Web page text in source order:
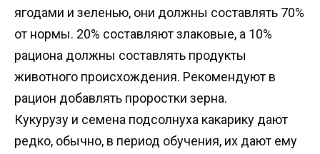
ягодами и зеленью, они должны составлять 70%
от нормы. 20% составляют злаковые, а 10%
рациона должны составлять продукты
животного происхождения. Рекомендуют в
рацион добавлять проростки зерна.
Кукурузу и семена подсолнуха какарику дают
редко, обычно, в период обучения, их дают ему